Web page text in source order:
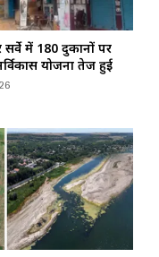
सर्वे में 180 दुकानों पर
योजना तेज हुई